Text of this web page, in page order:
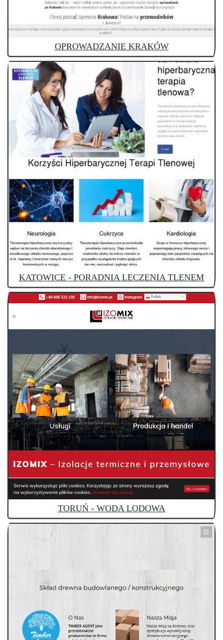
OPROWADZANIE KRAKÓW
KATOWICE - PORADNIA LECZENIA TLENEM
TORUŃ - WODA LODOWA